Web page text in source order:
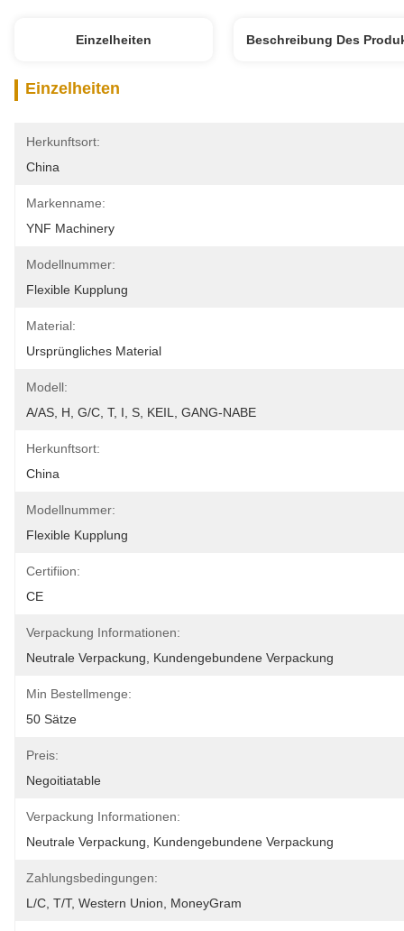
Einzelheiten Beschreibung Des
Einzelheiten
Herkunftsort:
China
Markenname:
YNF Machinery
Modellnummer:
Flexible Kupplung
Material:
Ursprüngliches Material
Modell:
A/AS, H, G/C, T, I, S, KEIL, GANG-NABE
Herkunftsort:
China
Modellnummer:
Flexible Kupplung
Certifiion:
CE
Verpackung Informationen:
Neutrale Verpackung, Kundengebundene Verpackung
Min Bestellmenge:
50 Sätze
Preis:
Negoitiatable
Verpackung Informationen:
Neutrale Verpackung, Kundengebundene Verpackung
Zahlungsbedingungen:
L/C, T/T, Western Union, MoneyGram